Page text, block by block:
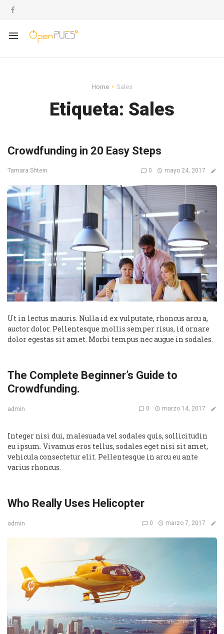
Home Sales
Etiqueta: Sales
Crowdfunding in 20 Easy Steps
Tamara Shtein 0 mayo 24, 2017
Ut in lectus mauris. Nulla id ex vulputate, rhoncus arcu a,
auctor dolor. Pellentesque mollis semper risus, id ornare
dolor egestas sit amet. Morbi tempus nec augue in sodales.
The Complete Beginner’s Guide to
Crowdfunding.
admin 0 marzo 14, 2017
Integer nisi dui, malesuada vel sodales quis, sollicitudin
eu ipsum. Vivamus eros tellus, sodales eget nisi sit amet,
vehicula consectetur elit. Pellentesque in arcu eu ante
varius rhoncus.
Who Really Uses Helicopter
admin 0 marzo 7, 2017